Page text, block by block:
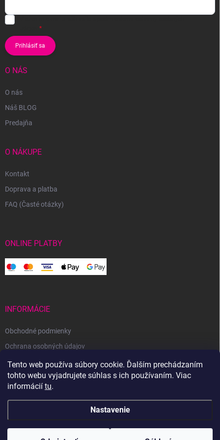
Tento web používa súbory cookie. Ďalším prechádzaním
tohto webu vyjadrujete súhlas s ich používaním. Viac
informácií tu.
Nastavenie
Prihlásiť sa
O NÁS
O nás
Náš BLOG
Predajňa
O NÁKUPE
Kontakt
Doprava a platba
FAQ (Časté otázky)
ONLINE PLATBY
INFORMÁCIE
Obchodné podmienky
Ochrana osobných údajov
Reklamačný poriadok
Odstúpenie od zmluvy
Copyright 2026 Svetoveklbka.sk . Všetky práva vyhradené.